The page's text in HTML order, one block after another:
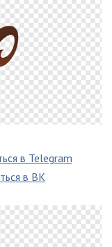
в Telegram
в ВК